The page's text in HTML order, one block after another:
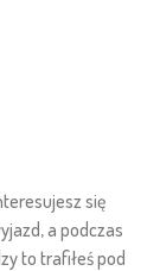
się
a podczas
to trafiłeś pod